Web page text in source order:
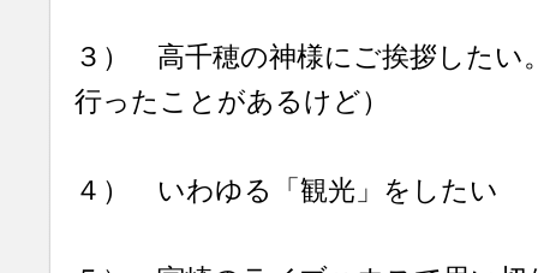
３） 高千穂の神様にご挨拶したい
行ったことがあるけど）
４） いわゆる「観光」をしたい